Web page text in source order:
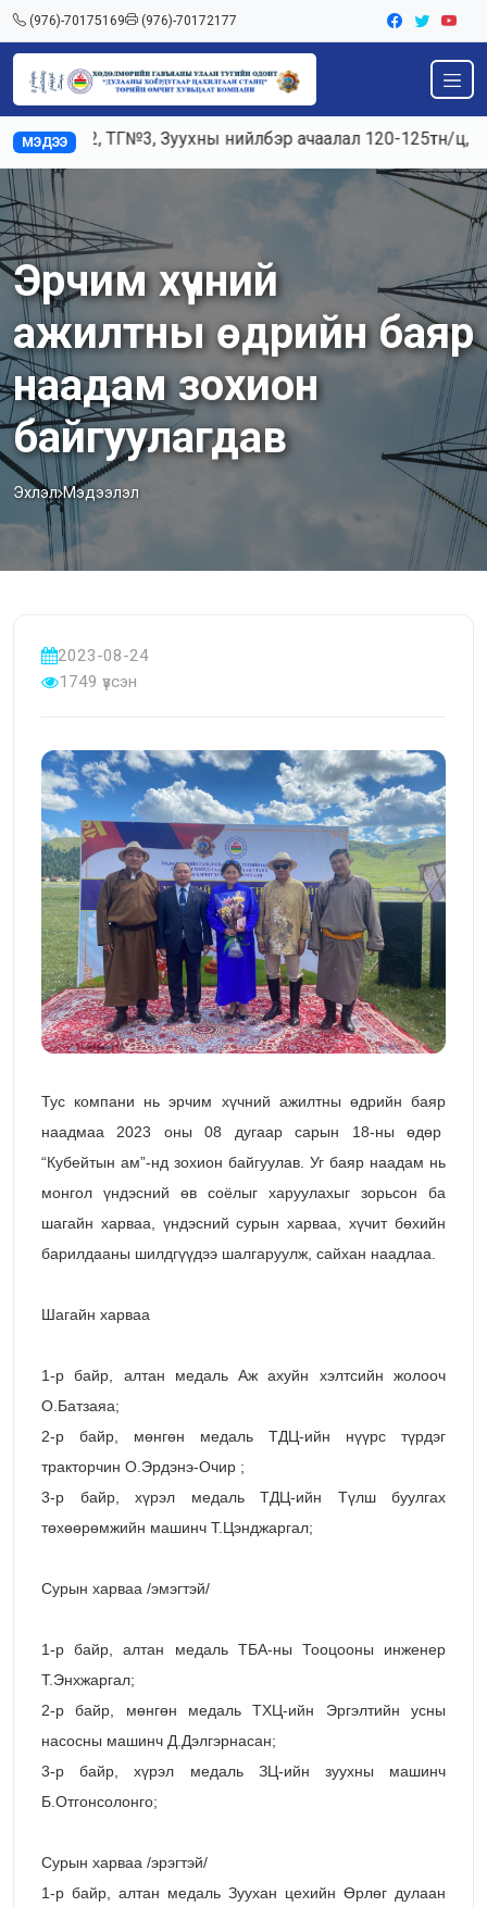
(976)-70175169 (976)-70172177
МЭДЭЭ
Зуухны нийлбэр ачаалал 120-125тн/ц, Цахилгаан
Эрчим хүчний
ажилтны өдрийн баяр
наадам зохион
байгуулагдав
Эхлэл Мэдээлэл
2023-08-24
1749 үзсэн
Тус компани нь эрчим хүчний ажилтны өдрийн баяр
наадмаа 2023 оны 08 дугаар сарын 18-ны өдөр
“Кубейтын ам”-нд зохион байгуулав. Уг баяр наадам нь
монгол үндэсний өв соёлыг харуулахыг зорьсон ба
шагайн харваа, үндэсний сурын харваа, хүчит бөхийн
барилдааны шилдгүүдээ шалгаруулж, сайхан наадлаа.
Шагайн харваа
1-р байр, алтан медаль Аж ахуйн хэлтсийн жолооч
О.Батзаяа;
2-р байр, мөнгөн медаль ТДЦ-ийн нүүрс түрдэг
тракторчин О.Эрдэнэ-Очир ;
3-р байр, хүрэл медаль ТДЦ-ийн Түлш буулгах
төхөөрөмжийн машинч Т.Цэнджаргал;
Сурын харваа /эмэгтэй/
1-р байр, алтан медаль ТБА-ны Тооцооны инженер
Т.Энхжаргал;
2-р байр, мөнгөн медаль ТХЦ-ийн Эргэлтийн усны
насосны машинч Д.Дэлгэрнасан;
3-р байр, хүрэл медаль ЗЦ-ийн зуухны машинч
Б.Отгонсолонго;
Сурын харваа /эрэгтэй/
1-р байр, алтан медаль Зуухан цехийн Өрлөг дулаан